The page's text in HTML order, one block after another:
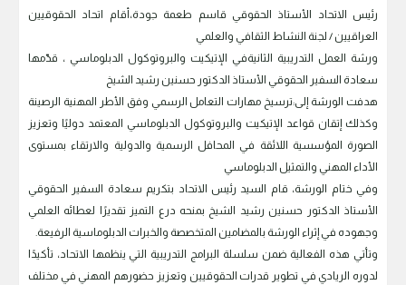
رئيس الاتحاد الأستاذ الحقوقي قاسم طعمة جودة،أقام اتحاد الحقوقيين
العراقيين / لجنة النشاط الثقافي والعلمي
ورشة العمل التدريبية الثانيةفي الإتيكيت والبروتوكول الدبلوماسي ، قدّمها
سعادة السفير الحقوقي الأستاذ الدكتور حسنين رشيد الشيخ
هدفت الورشة إلى:ترسيخ مهارات التعامل الرسمي وفق الأطر المهنية الرصينة
وكذلك إتقان قواعد الإتيكيت والبروتوكول الدبلوماسي المعتمد دوليًا وتعزيز
الصورة المؤسسية اللائقة في المحافل الرسمية والدولية والارتقاء بمستوى
الأداء المهني والتمثيل الدبلوماسي
وفي ختام الورشة، قام السيد رئيس الاتحاد بتكريم سعادة السفير الحقوقي
الأستاذ الدكتور حسنين رشيد الشيخ بمنحه درع التميز تقديرًا لعطائه العلمي
وجهوده في إثراء الورشة بالمضامين المتخصصة والخبرات الدبلوماسية الرفيعة.
وتأتي هذه الفعالية ضمن سلسلة البرامج التدريبية التي ينظمها الاتحاد، تأكيدًا
لدوره الريادي في تطوير قدرات الحقوقيين وتعزيز حضورهم المهني في مختلف